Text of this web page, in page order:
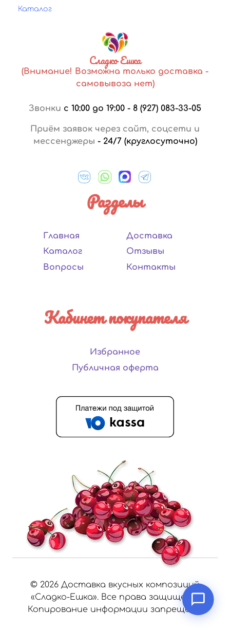
Каталог
Сладко Ешка
(Внимание! Возможна только доставка -
самовывоза нет)
Звонки с 10:00 до 19:00 - 8 (927) 083-33-05
Приём заявок через сайт, соцсети и
мессенджеры - 24/7 (круглосуточно)
Разделы
Главная
Каталог
Вопросы
Доставка
Отзывы
Контакты
Кабинет покупателя
Избранное
Публичная оферта
© 2026 Доставка вкусных композиций
«Сладко-Ешка». Все права защищены.
Копирование информации запрещено.